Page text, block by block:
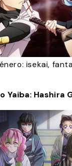
isekai,
Yaiba: Hashira